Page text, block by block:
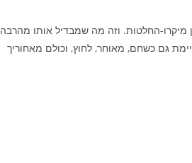
מיקרו-החלטות. וזה מה שמבדיל אותו מהרבה
גם כשחם, מאוחר, לחוץ, וכולם מאחוריך